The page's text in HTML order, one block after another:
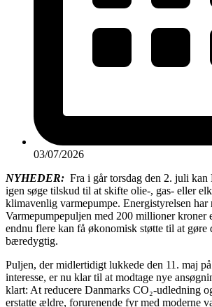
03/07/2026
NYHEDER: Fra i går torsdag den 2. juli
igen søge tilskud til at skifte olie-, gas- eller
klimavenlig varmepumpe. Energistyrelsen har
Varmepumpepuljen med 200 millioner kroner
endnu flere kan få økonomisk støtte til at gøre
bæredygtig.
Puljen, der midlertidigt lukkede den 11. maj
interesse, er nu klar til at modtage nye
klart: At reducere Danmarks CO₂-udledning
erstatte ældre, forurenende fyr med moderne